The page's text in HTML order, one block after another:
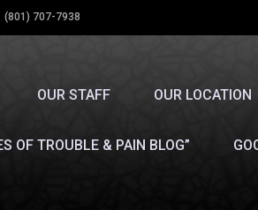
(801) 707-7938
OUR STAFF OUR LOCATION
OF TROUBLE & PAIN BLOG”